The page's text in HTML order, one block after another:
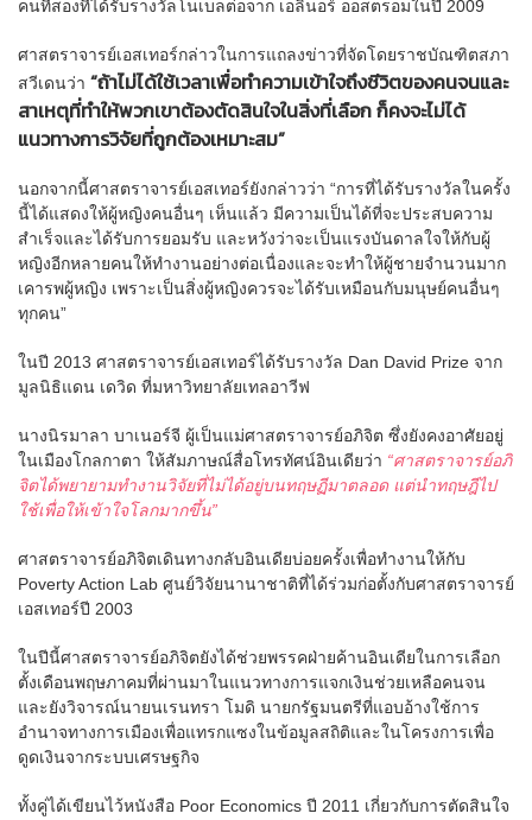
คนที่สองที่ได้รับรางวัลโนเบลต่อจาก เอลินอร์ ออสตรอมในปี 2009
ศาสตราจารย์เอสเทอร์กล่าวในการแถลงข่าวที่จัดโดยราชบัณฑิตสภา
สวีเดนว่า “ถ้าไม่ได้ใช้เวลาเพื่อทำความเข้าใจถึงชีวิตของคนจนและ
สาเหตุที่ทำให้พวกเขาต้องตัดสินใจในสิ่งที่เลือก ก็คงจะไม่ได้
แนวทางการวิจัยที่ถูกต้องเหมาะสม”
นอกจากนี้ศาสตราจารย์เอสเทอร์ยังกล่าวว่า “การที่ได้รับรางวัลในครั้ง
นี้ได้แสดงให้ผู้หญิงคนอื่นๆ เห็นแล้ว มีความเป็นได้ที่จะประสบความ
สำเร็จและได้รับการยอมรับ และหวังว่าจะเป็นแรงบันดาลใจให้กับผู้
หญิงอีกหลายคนให้ทำงานอย่างต่อเนื่องและจะทำให้ผู้ชายจำนวนมาก
เคารพผู้หญิง เพราะเป็นสิ่งผู้หญิงควรจะได้รับเหมือนกับมนุษย์คนอื่นๆ
ทุกคน”
ในปี 2013 ศาสตราจารย์เอสเทอร์ได้รับรางวัล Dan David Prize จาก
มูลนิธิแดน เดวิด ที่มหาวิทยาลัยเทลอาวีฟ
นางนิรมาลา บาเนอร์จี ผู้เป็นแม่ศาสตราจารย์อภิจิต ซึ่งยังคงอาศัยอยู่
ในเมืองโกลกาตา ให้สัมภาษณ์สื่อโทรทัศน์อินเดียว่า “ศาสตราจารย์อภิ
จิตได้พยายามทำงานวิจัยที่ไม่ได้อยู่บนทฤษฏีมาตลอด แต่นำทฤษฎีไป
ใช้เพื่อให้เข้าใจโลกมากขึ้น”
ศาสตราจารย์อภิจิตเดินทางกลับอินเดียบ่อยครั้งเพื่อทำงานให้กับ
Poverty Action Lab ศูนย์วิจัยนานาชาติที่ได้ร่วมก่อตั้งกับศาสตราจารย์
เอสเทอร์ปี 2003
ในปีนี้ศาสตราจารย์อภิจิตยังได้ช่วยพรรคฝ่ายค้านอินเดียในการเลือก
ตั้งเดือนพฤษภาคมที่ผ่านมาในแนวทางการแจกเงินช่วยเหลือคนจน
และยังวิจารณ์นายนเรนทรา โมดิ นายกรัฐมนตรีที่แอบอ้างใช้การ
อำนาจทางการเมืองเพื่อแทรกแซงในข้อมูลสถิติและในโครงการเพื่อ
ดูดเงินจากระบบเศรษฐกิจ
ทั้งคู่ได้เขียนไว้หนังสือ Poor Economics ปี 2011 เกี่ยวกับการตัดสินใจ